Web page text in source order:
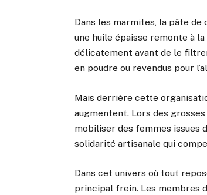
Dans les marmites, la pâte de
une huile épaisse remonte à
délicatement avant de le
en poudre ou revendus pour
Mais derrière cette
augmentent. Lors des
mobiliser des femmes issues
solidarité artisanale qui
Dans cet univers où tout
principal frein. Les membres